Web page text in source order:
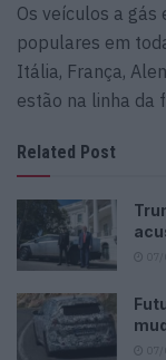
Os veículos a
populares em
Itália, França,
estão na linha da
Related Post